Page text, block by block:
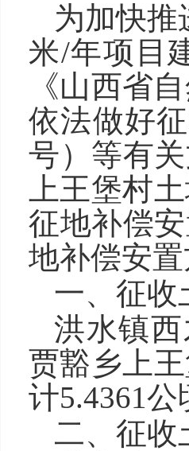
为加快
米/年项目
《山西省
依法做好
号）等有
上王堡村
征地补偿安
地补偿安置
一、征收
洪水镇
贾豁乡上
计5.4361
二、征收